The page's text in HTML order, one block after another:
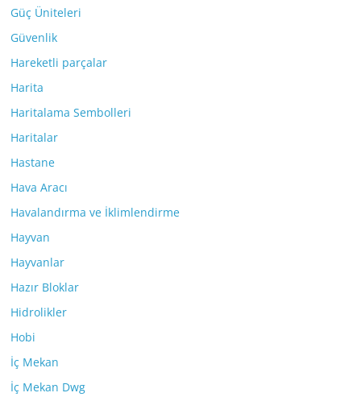
Güç Üniteleri
Güvenlik
Hareketli parçalar
Harita
Haritalama Sembolleri
Haritalar
Hastane
Hava Aracı
Havalandırma ve İklimlendirme
Hayvan
Hayvanlar
Hazır Bloklar
Hidrolikler
Hobi
İç Mekan
İç Mekan Dwg